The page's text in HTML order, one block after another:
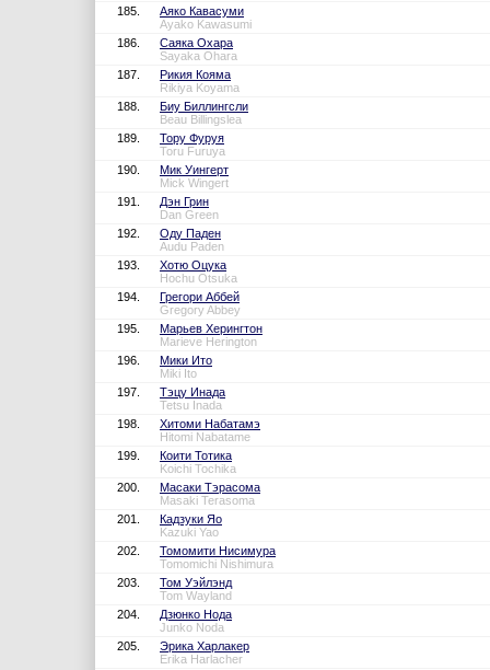
185.
Аяко Кавасуми
Ayako Kawasumi
186.
Саяка Охара
Sayaka Ohara
187.
Рикия Кояма
Rikiya Koyama
188.
Биу Биллингсли
Beau Billingslea
189.
Тору Фуруя
Toru Furuya
190.
Мик Уингерт
Mick Wingert
191.
Дэн Грин
Dan Green
192.
Оду Паден
Audu Paden
193.
Хотю Оцука
Hochu Otsuka
194.
Грегори Аббей
Gregory Abbey
195.
Марьев Херингтон
Marieve Herington
196.
Мики Ито
Miki Ito
197.
Тэцу Инада
Tetsu Inada
198.
Хитоми Набатамэ
Hitomi Nabatame
199.
Коити Тотика
Koichi Tochika
200.
Масаки Тэрасома
Masaki Terasoma
201.
Кадзуки Яо
Kazuki Yao
202.
Томомити Нисимура
Tomomichi Nishimura
203.
Том Уэйлэнд
Tom Wayland
204.
Дзюнко Нода
Junko Noda
205.
Эрика Харлакер
Erika Harlacher